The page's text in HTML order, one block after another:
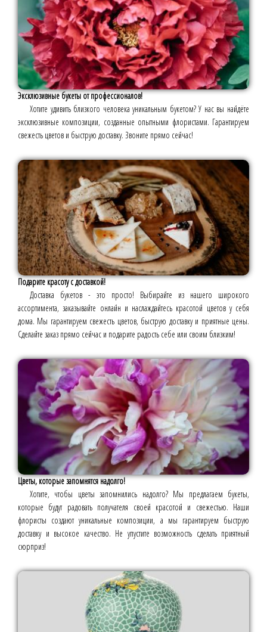
Эксклюзивные букеты от профессионалов!
Хотите удивить близкого человека уникальным букетом? У нас вы найдёте
эксклюзивные композиции, созданные опытными флористами. Гарантируем
свежесть цветов и быструю доставку. Звоните прямо сейчас!
Подарите красоту с доставкой!
Доставка букетов - это просто! Выбирайте из нашего широкого
ассортимента, заказывайте онлайн и наслаждайтесь красотой цветов у себя
дома. Мы гарантируем свежесть цветов, быструю доставку и приятные цены.
Сделайте заказ прямо сейчас и подарите радость себе или своим близким!
Цветы, которые запомнятся надолго!
Хотите, чтобы цветы запомнились надолго? Мы предлагаем букеты,
которые будут радовать получателя своей красотой и свежестью. Наши
флористы создают уникальные композиции, а мы гарантируем быструю
доставку и высокое качество. Не упустите возможность сделать приятный
сюрприз!